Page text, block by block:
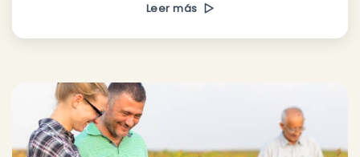
Leer más